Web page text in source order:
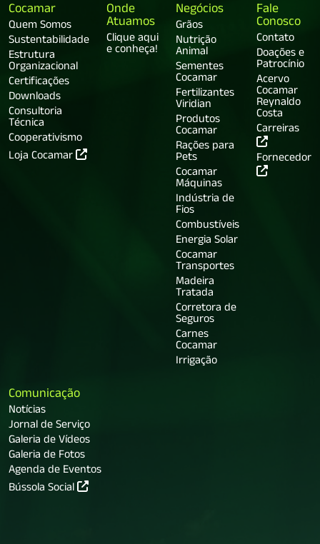
Cocamar
Quem Somos
Sustentabilidade
Estrutura
Organizacional
Certificações
Downloads
Consultoria
Técnica
Cooperativismo
Loja Cocamar
Onde
Atuamos
Clique aqui
e conheça!
Negócios
Grãos
Nutrição
Animal
Sementes
Cocamar
Fertilizantes
Viridian
Produtos
Cocamar
Rações para
Pets
Cocamar
Máquinas
Indústria de
Fios
Combustíveis
Energia Solar
Cocamar
Transportes
Madeira
Tratada
Corretora de
Seguros
Carnes
Cocamar
Irrigação
Fale
Conosco
Contato
Doações e
Patrocínio
Acervo
Cocamar
Reynaldo
Costa
Carreiras
Fornecedor
Comunicação
Notícias
Jornal de Serviço
Galeria de Vídeos
Galeria de Fotos
Agenda de Eventos
Bússola Social